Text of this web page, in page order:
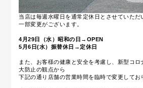
当店は毎週水曜日を通常定休日とさせていただ
一部変更がございます。
4月29日（水）昭和の日→OPEN
5月6日(水）振替休日→定休日
また、お客様の健康と安全を考慮し、新型コ
大防止の観点から
下記の通り店舗の営業時間を臨時で変更してお